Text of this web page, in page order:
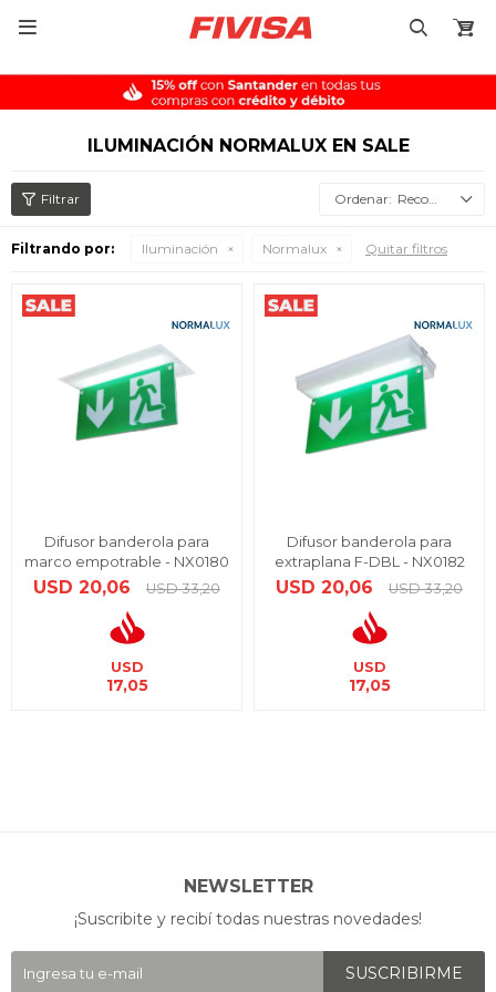

ILUMINACIÓN NORMALUX EN SALE
Recomendados
Filtrando por: Iluminación Normalux Quitar filtros
Difusor banderola para
marco empotrable - NX0180
USD 20,06 USD 33,20
USD
17,05
Difusor banderola para
extraplana F-DBL - NX0182
USD 20,06 USD 33,20
USD
17,05
NEWSLETTER
¡Suscribite y recibí todas nuestras novedades!
SUSCRIBIRME